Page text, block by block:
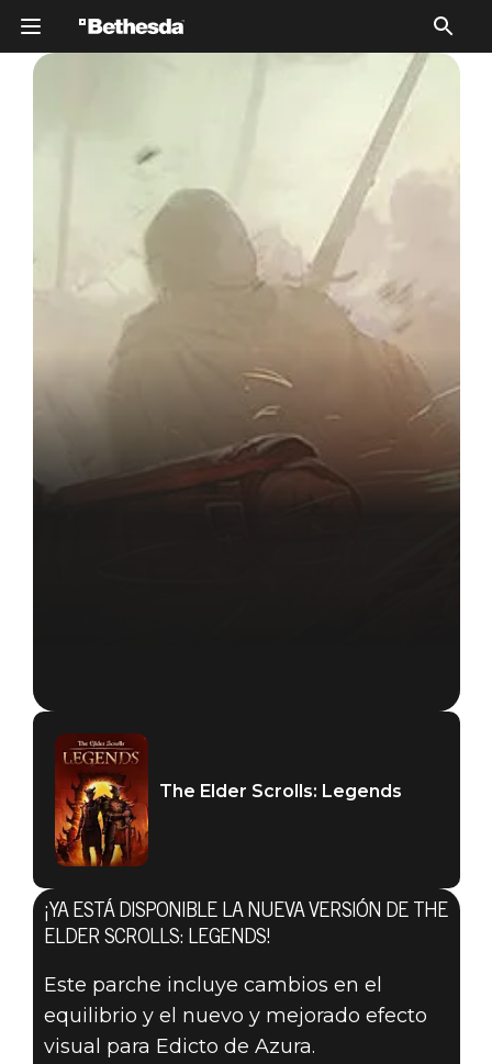
The Elder Scrolls: Legends
21 de marzo de 2019
The Elder Scrolls: Legends
¡YA ESTÁ DISPONIBLE LA NUEVA VERSIÓN DE THE
ELDER SCROLLS: LEGENDS!
Este parche incluye cambios en el
equilibrio y el nuevo y mejorado efecto
visual para Edicto de Azura.